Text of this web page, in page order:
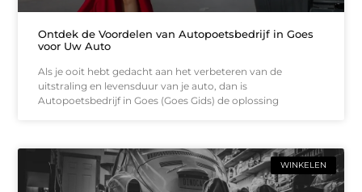
Ontdek de Voordelen van Autopoetsbedrijf in Goes
voor Uw Auto
Als je ooit hebt gedacht aan het verbeteren van de
uitstraling en levensduur van je auto, dan is
Autopoetsbedrijf in Goes (Goes Gids) de oplossing
WINKELEN